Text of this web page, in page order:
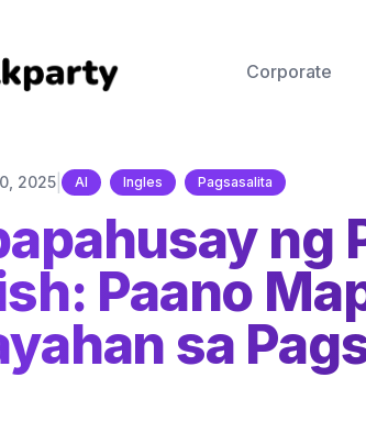
Corporate
2025 AI Ingles Pagsasalita
ng
Paano
sa